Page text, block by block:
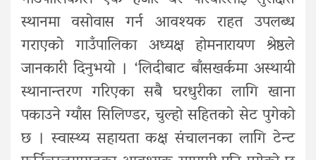
स्थानमा वसोवास गर्न आवश्यक राहत उपलब्ध
गराएको गाउँपालिका अध्यक्ष होमनारायण श्रेष्ठले
जानकारी दिनुभयो । ‘लिदीबाट बाँसखर्कमा अस्थायी
स्थानान्तरण गरिएका सबै घरधुरीका लागि खाना
पकाउने ग्याँस सिलिण्डर, चुल्हो सहितको सेट पुगेको
छ । स्वास्थ्य सहायता कक्ष संचालनका लागि टेन्ट